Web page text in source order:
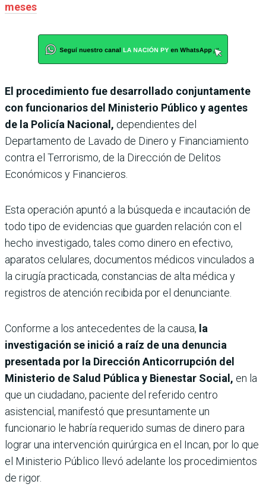
meses
El procedimiento fue desarrollado conjuntamente
con funcionarios del Ministerio Público y agentes
de la Policía Nacional, dependientes del
Departamento de Lavado de Dinero y Financiamiento
contra el Terrorismo, de la Dirección de Delitos
Económicos y Financieros.
Esta operación apuntó a la búsqueda e incautación de
todo tipo de evidencias que guarden relación con el
hecho investigado, tales como dinero en efectivo,
aparatos celulares, documentos médicos vinculados a
la cirugía practicada, constancias de alta médica y
registros de atención recibida por el denunciante.
Conforme a los antecedentes de la causa, la
investigación se inició a raíz de una denuncia
presentada por la Dirección Anticorrupción del
Ministerio de Salud Pública y Bienestar Social, en la
que un ciudadano, paciente del referido centro
asistencial, manifestó que presuntamente un
funcionario le habría requerido sumas de dinero para
lograr una intervención quirúrgica en el Incan, por lo que
el Ministerio Público llevó adelante los procedimientos
de rigor.